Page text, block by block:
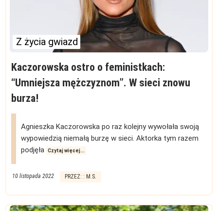
Z życia gwiazd
Kaczorowska ostro o feministkach:
“Umniejsza mężczyznom”. W sieci znowu
burza!
Agnieszka Kaczorowska po raz kolejny wywołała swoją
wypowiedzią niemałą burzę w sieci. Aktorka tym razem
podjęła
Czytaj więcej...
10 listopada 2022 PRZEZ: : M.S.